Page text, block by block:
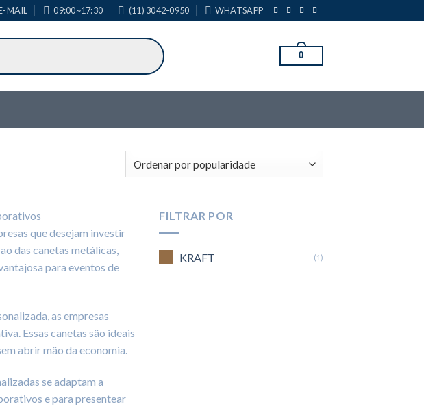
MAIL 09:00~17:30 (11) 3042-0950 WHATSAPP
0
que desejam investir
das canetas metálicas,
para eventos de
as empresas
Essas canetas são ideais
abrir mão da economia.
se adaptam a
e para presentear
FILTRAR POR
KRAFT (1)